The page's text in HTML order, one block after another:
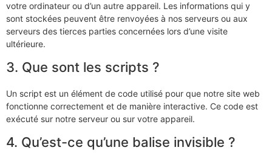
votre ordinateur ou d’un autre appareil. Les informations qui y
sont stockées peuvent être renvoyées à nos serveurs ou aux
serveurs des tierces parties concernées lors d’une visite
ultérieure.
3. Que sont les scripts ?
Un script est un élément de code utilisé pour que notre site web
fonctionne correctement et de manière interactive. Ce code est
exécuté sur notre serveur ou sur votre appareil.
4. Qu’est-ce qu’une balise invisible ?